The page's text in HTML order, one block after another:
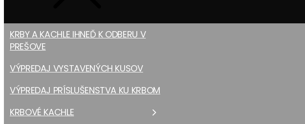
KRBY A KACHLE IHNEĎ K ODBERU V
PREŠOVE
VÝPREDAJ VYSTAVENÝCH KUSOV
VÝPREDAJ PRÍSLUŠENSTVA KU KRBOM
KRBOVÉ KACHLE